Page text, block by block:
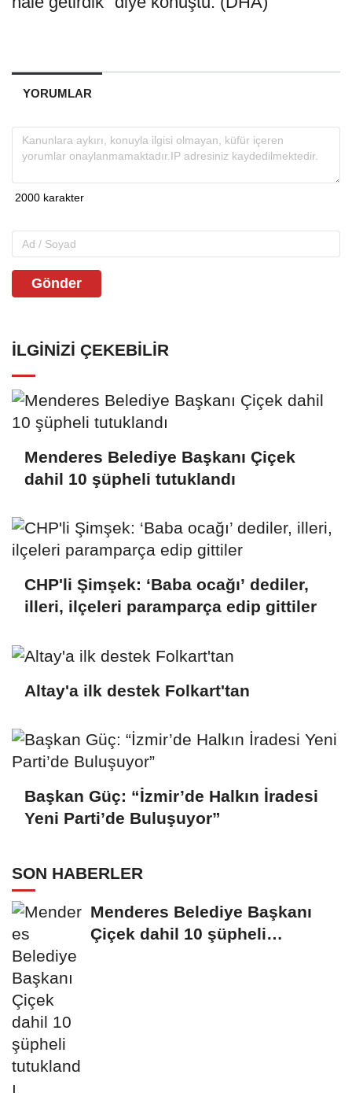
YORUMLAR
Gönder
İLGINIZI ÇEKEBILIR
Menderes Belediye Başkanı Çiçek
dahil 10 şüpheli tutuklandı
CHP'li Şimşek: ‘Baba ocağı’ dediler,
illeri, ilçeleri paramparça edip gittiler
Altay'a ilk destek Folkart'tan
Başkan Güç: “İzmir’de Halkın İradesi
Yeni Parti’de Buluşuyor”
SON HABERLER
Menderes Belediye Başkanı
Çiçek dahil 10 şüpheli